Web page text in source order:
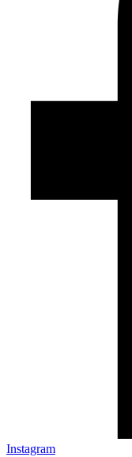
Instagram